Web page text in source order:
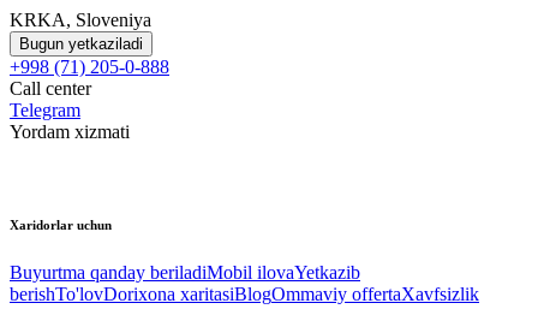
KRKA, Sloveniya
Bugun yetkaziladi
+998 (71) 205-0-888
Call center
Telegram
Yordam xizmati
Xaridorlar uchun
Buyurtma qanday beriladiMobil ilovaYetkazib
berishTo'lovDorixona xaritasiBlogOmmaviy offertaXavfsizlik